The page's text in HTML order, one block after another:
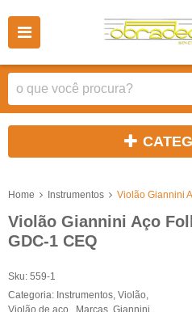
Home Instrumentos Violão Giannini
Violão Giannini Aço
GDC-1 CEQ
Sku: 559-1
Categoria: Instrumentos Violão
Violão de aço
Marcas Giannini